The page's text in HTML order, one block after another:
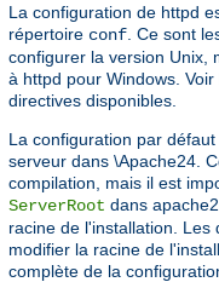
La configuration de httpd
répertoire conf . Ce sont
configurer la version Unix,
à httpd pour Windows. Voir
directives disponibles.
La configuration par
serveur dans \Apache24.
compilation, mais il est
ServerRoot dans
racine de l'installation.
modifier la racine de
complète de la